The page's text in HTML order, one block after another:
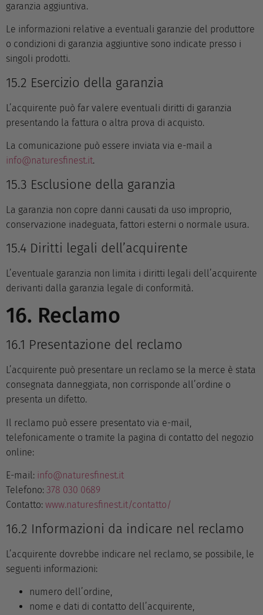
garanzia aggiuntiva.
Le informazioni relative a eventuali garanzie del produttore
o condizioni di garanzia aggiuntive sono indicate presso i
singoli prodotti.
15.2 Esercizio della garanzia
L’acquirente può far valere eventuali diritti di garanzia
presentando la fattura o altra prova di acquisto.
La comunicazione può essere inviata via e-mail a
info@naturesfinest.it.
15.3 Esclusione della garanzia
La garanzia non copre danni causati da uso improprio,
conservazione inadeguata, fattori esterni o normale usura.
15.4 Diritti legali dell’acquirente
L’eventuale garanzia non limita i diritti legali dell’acquirente
derivanti dalla garanzia legale di conformità.
16. Reclamo
16.1 Presentazione del reclamo
L’acquirente può presentare un reclamo se la merce è stata
consegnata danneggiata, non corrisponde all’ordine o
presenta un difetto.
Il reclamo può essere presentato via e-mail,
telefonicamente o tramite la pagina di contatto del negozio
online:
E-mail: info@naturesfinest.it
Telefono: 378 030 0689
Contatto: www.naturesfinest.it/contatto/
16.2 Informazioni da indicare nel reclamo
L’acquirente dovrebbe indicare nel reclamo, se possibile, le
seguenti informazioni:
numero dell’ordine,
nome e dati di contatto dell’acquirente,